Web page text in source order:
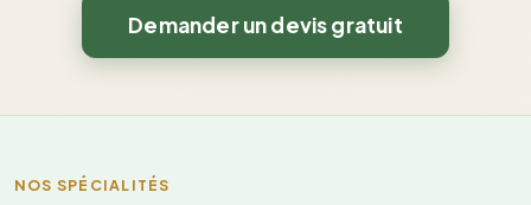
Demander un devis gratuit
NOS SPÉCIALITÉS